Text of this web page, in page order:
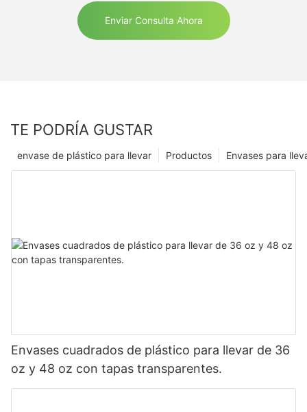
Enviar Consulta Ahora
TE PODRÍA GUSTAR
Envases para
Productos
envase de plástico para llevar
Envases cuadrados de plástico para llevar de 36
oz y 48 oz con tapas transparentes.